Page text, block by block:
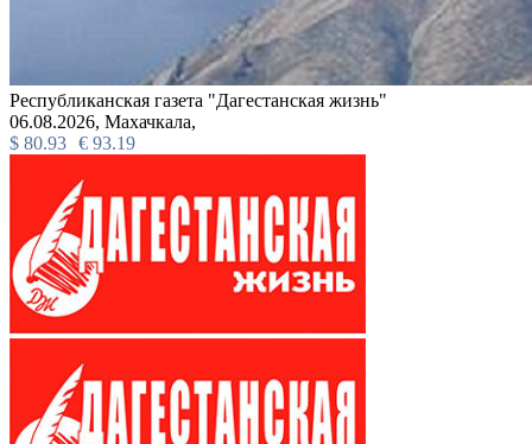
Республиканская газета "Дагестанская жизнь"
06.08.2026, Махачкала,
$ 80.93 € 93.19